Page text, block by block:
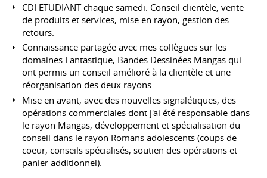
CDI ETUDIANT chaque samedi. Conseil clientèle, vente
de produits et services, mise en rayon, gestion des
retours.
Connaissance partagée avec mes collègues sur les
domaines Fantastique, Bandes Dessinées Mangas qui
ont permis un conseil amélioré à la clientèle et une
réorganisation des deux rayons.
Mise en avant, avec des nouvelles signalétiques, des
opérations commerciales dont j'ai été responsable dans
le rayon Mangas, développement et spécialisation du
conseil dans le rayon Romans adolescents (coups de
coeur, conseils spécialisés, soutien des opérations et
panier additionnel).